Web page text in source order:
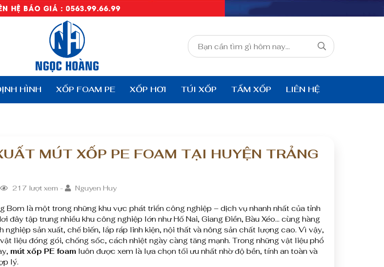
HÌNH XỐP FOAM PE XỐP HƠI TÚI XỐP TẤM XỐP LIÊN HỆ
MÚT XỐP PE FOAM TẠI HUYỆN TRẢNG
217 lượt xem - Nguyen Huy
Bom là một trong những khu vực phát triển công nghiệp – dịch vụ nhanh nhất của tỉnh
đây tập trung nhiều khu công nghiệp lớn như Hố Nai, Giang Điền, Bàu Xéo… cùng hàng
nghiệp sản xuất, chế biến, lắp ráp linh kiện, nội thất và nông sản chất lượng cao. Vì vậy,
liệu đóng gói, chống sốc, cách nhiệt ngày càng tăng mạnh. Trong những vật liệu phổ
mút xốp PE foam luôn được xem là lựa chọn tối ưu nhất nhờ độ bền, tính an toàn và
lý.